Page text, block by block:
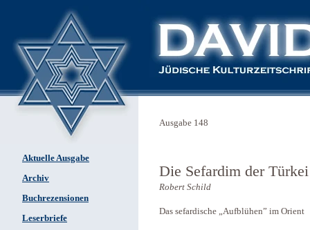
Aktuelle Ausgabe
Archiv
Buchrezensionen
Leserbriefe
Ausgabe 148
Die Sefardim der Türkei
Robert Schild
Das sefardische „Aufblühen” im Orient